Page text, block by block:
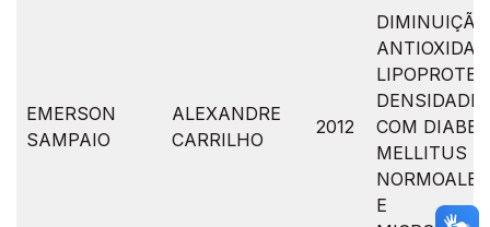
EMERSON
SAMPAIO
ALEXANDRE
CARRILHO
2012
DENSIDADE
COM
MELLITUS
E